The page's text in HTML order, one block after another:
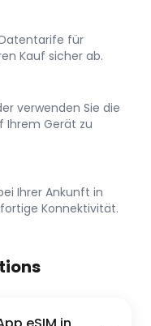
für
Kauf sicher ab.
verwenden Sie die
Ihrem Gerät zu
Ihrer Ankunft in
Konnektivität.